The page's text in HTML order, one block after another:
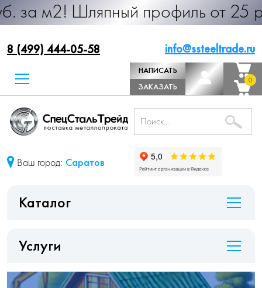
профиль от 25 руб. за
8 (499) 444-05-58 info@ssteeltrade.ru
НАПИСАТЬ
ДИРЕКТОРУ
ЗАКАЗАТЬ
ЗВОНОК
0
0
Ваш город: Саратов
Каталог
Услуги